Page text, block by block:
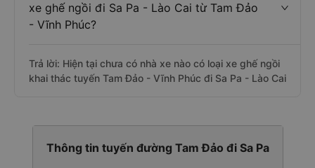
xe ghế ngồi đi Sa Pa - Lào Cai từ Tam Đảo
- Vĩnh Phúc?
Trả lời: Hiện tại chưa có nhà xe nào có loại xe ghế ngồi
khai thác tuyến Tam Đảo - Vĩnh Phúc đi Sa Pa - Lào Cai
Thông tin tuyến đường Tam Đảo đi Sa Pa